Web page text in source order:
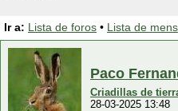
Ir a: Lista de foros • Lista de
Paco
Criadillas de
28-03-2025 13:48